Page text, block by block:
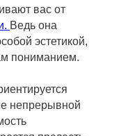
вас от
Ведь она
эстетикой,
пониманием.
непрерывной